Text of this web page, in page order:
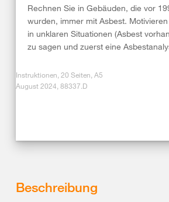
Rechnen Sie in Gebäuden, die vor
wurden, immer mit Asbest. Motivieren
in unklaren Situationen (Asbest
zu sagen und zuerst eine
Instruktionen, 20 Seiten, A5
August 2024, 88337.D
Beschreibung